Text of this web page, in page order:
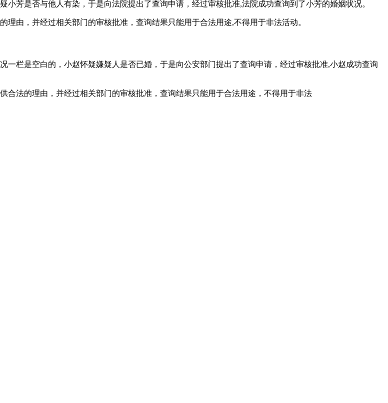
芳是否与他人有染，于是向法院提出了查询申请，经过审核批准,法院成功查询到了小芳的婚姻状况。
由，并经过相关部门的审核批准，查询结果只能用于合法用途,不得用于非法活动。
栏是空白的，小赵怀疑嫌疑人是否已婚，于是向公安部门提出了查询申请，经过审核批准,小赵成功查询
法的理由，并经过相关部门的审核批准，查询结果只能用于合法用途，不得用于非法